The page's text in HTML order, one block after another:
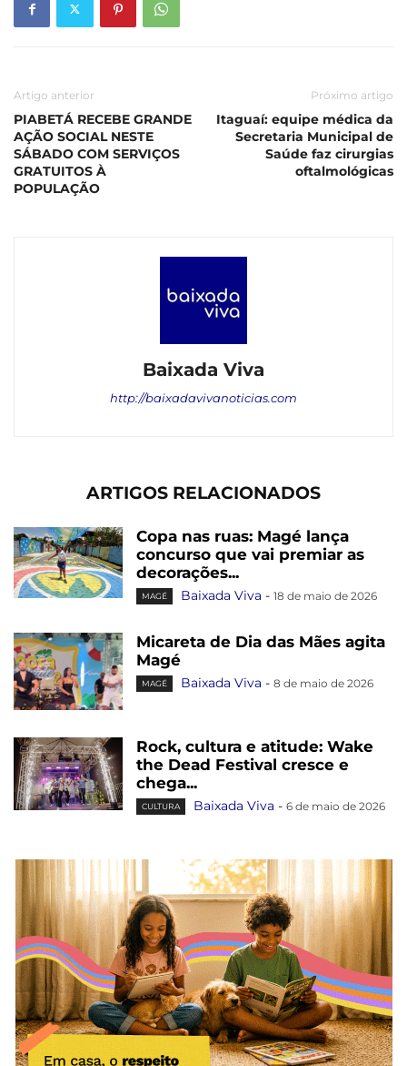
Artigo anterior
PIABETÁ RECEBE GRANDE
AÇÃO SOCIAL NESTE
SÁBADO COM SERVIÇOS
GRATUITOS À
POPULAÇÃO
Próximo artigo
Itaguaí: equipe médica da
Secretaria Municipal de
Saúde faz cirurgias
oftalmológicas
Baixada Viva
http://baixadavivanoticias.com
ARTIGOS RELACIONADOS
Copa nas ruas: Magé lança
concurso que vai premiar as
decorações...
MAGÉ Baixada Viva - 18 de maio de 2026
Micareta de Dia das Mães agita
Magé
MAGÉ Baixada Viva - 8 de maio de 2026
Rock, cultura e atitude: Wake
the Dead Festival cresce e
chega...
CULTURA Baixada Viva - 6 de maio de 2026